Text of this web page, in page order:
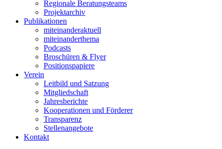
Regionale Beratungsteams
Projektarchiv
Publikationen
miteinanderaktuell
miteinanderthema
Podcasts
Broschüren & Flyer
Positionspapiere
Verein
Leitbild und Satzung
Mitgliedschaft
Jahresberichte
Kooperationen und Förderer
Transparenz
Stellenangebote
Kontakt